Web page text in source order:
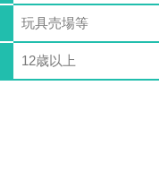
玩具売場等
12歳以上